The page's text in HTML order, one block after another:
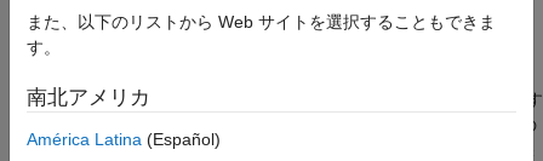
項目一覧
構文
例
参考
説明
startjobmanager
は、ジョブ マネージャー プロセスおよび関連す
るジョブ マネージャー ルックアップ プロセスを mjs サービスの
下で開始します。その後、mjs サービスはこれらのプロセスを保
また、以下のリストから Web サイトを選択することもできま
す。
南北アメリカ
América Latina (Español)